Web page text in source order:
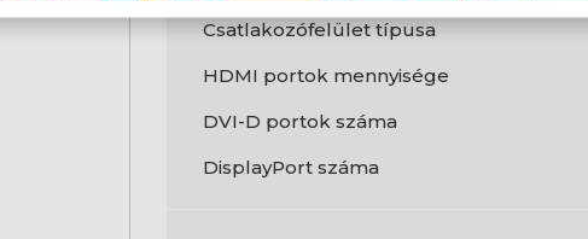
Csatlakozófelület típusa
HDMI portok mennyisége
DVI-D portok száma
DisplayPort száma